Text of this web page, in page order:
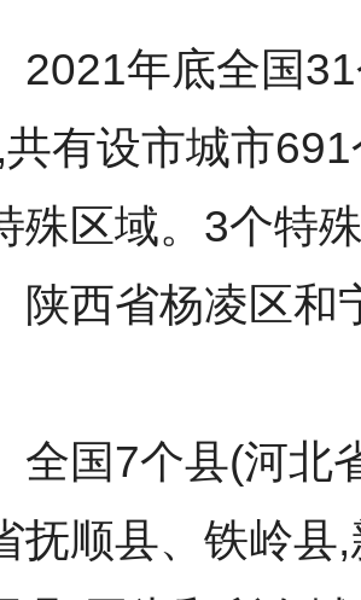
2021年底全国
有设市城市
殊区域。3个特
陕西省杨凌区
全国7个县(河北
抚顺县、铁岭县